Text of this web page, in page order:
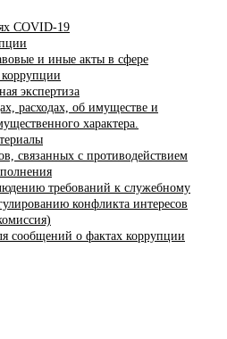
COVID-19
и иные акты в сфере
экспертиза
расходах, об имуществе и
характера.
связанных с противодействием
требований к служебному
конфликта интересов
сообщений о фактах коррупции